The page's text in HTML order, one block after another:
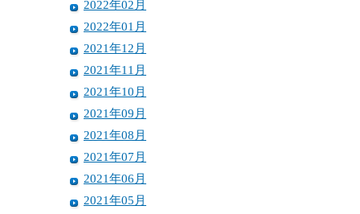
2022年02月
2022年01月
2021年12月
2021年11月
2021年10月
2021年09月
2021年08月
2021年07月
2021年06月
2021年05月